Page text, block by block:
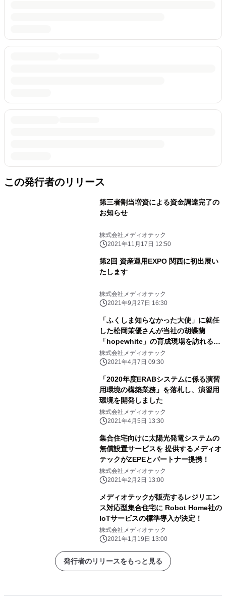
この発行者のリリース
第三者割当増資による資金調達完了の
お知らせ
株式会社メディオテック
2021年11月17日 12:50
第2回 資産運用EXPO 関西に初出展い
たします
株式会社メディオテック
2021年9月27日 16:30
「ふくしま知らなかった大使」に就任
した松岡茉優さんが当社の胡蝶蘭
「hopewhite」の育成現場を訪れる動
画が公開されました
株式会社メディオテック
2021年4月7日 09:30
「2020年度ERABシステムに係る演習
⽤環境の構築業務」を落札し、演習用
環境を開発しました
株式会社メディオテック
2021年4月5日 13:30
集合住宅向けに太陽光発電システムの
無償設置サービスを 提供するメディオ
テックがZEPEとパートナー提携！
株式会社メディオテック
2021年2月2日 13:00
メディオテックが販売するレジリエン
ス対応型集合住宅に Robot Home社の
IoTサービスの標準導入が決定！
株式会社メディオテック
2021年1月19日 13:00
発行者のリリースをもっと見る